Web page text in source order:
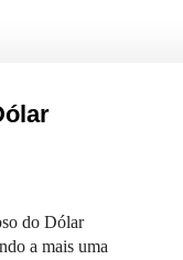
do Dólar
a mais uma